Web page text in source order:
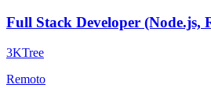
Full Stack Developer (Node.js,
3KTree
Remoto